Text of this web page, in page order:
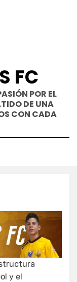
FC
POR EL
DE UNA
CON CADA
y el